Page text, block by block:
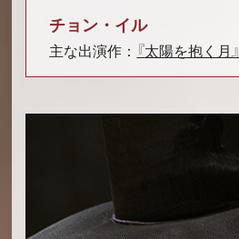
チョン・イル
主な出演作： 『太陽を抱く月』